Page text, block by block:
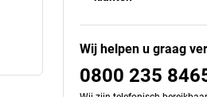
Wij helpen u graag
0800 235